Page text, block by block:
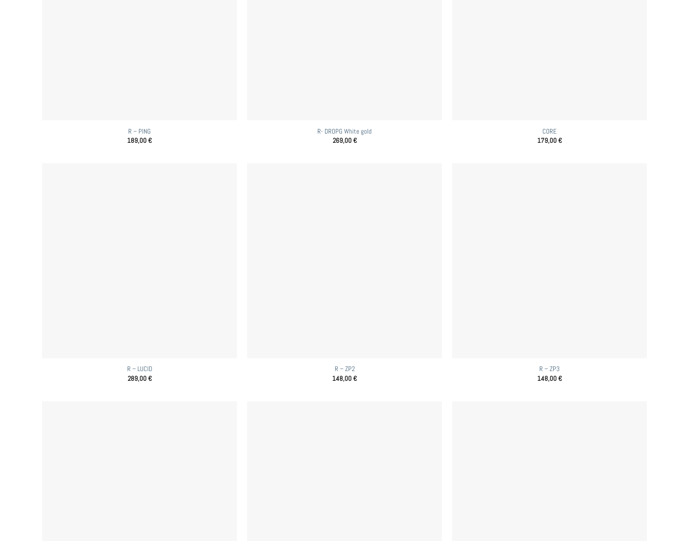
R – PING
189,00€
R- DROPG White gold
269,00€
CORE
179,00€
R – LUCID
289,00€
R – ZP2
148,00€
R – ZP3
148,00€